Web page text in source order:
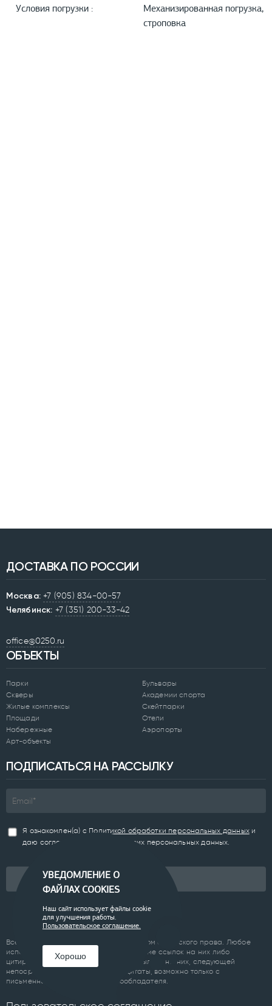
Условия погрузки :
Механизированная погрузка,
строповка
ДОСТАВКА ПО РОССИИ
Москва: +7 (905) 834-00-57
Челябинск: +7 (351) 200-33-42
office@0250.ru
ОБЪЕКТЫ
Парки
Скверы
Жилые комплексы
Площади
Набережные
Арт-объекты
Бульвары
Академии спорта
Скейтпарки
Отели
Аэропорты
ПОДПИСАТЬСЯ НА РАССЫЛКУ
Я ознакомлен(а) с Политикой обработки персональных данныхи
даю согласие на обработку моих персональных данных.
Подписаться
Все материалы сайта являются объектом авторского права. Любое
использование материалов сайта, кроме ссылок на них либо
цитирование с обязательной гиперссылкой на них, следующей
непосредственно до либо после цитаты, возможно только с
письменного разрешения правообладателя.
УВЕДОМЛЕНИЕ О
ФАЙЛАХ COOKIES
Наш сайт использует файлы cookie
для улучшения работы.
Пользовательское соглашение.
Хорошо